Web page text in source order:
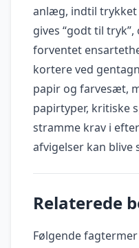
anlæg, indtil
gives “godt til
forventet
kortere ved
papir og farvesæt,
papirtyper, kritiske
stramme krav i
afvigelser kan blive
Relaterede
Følgende